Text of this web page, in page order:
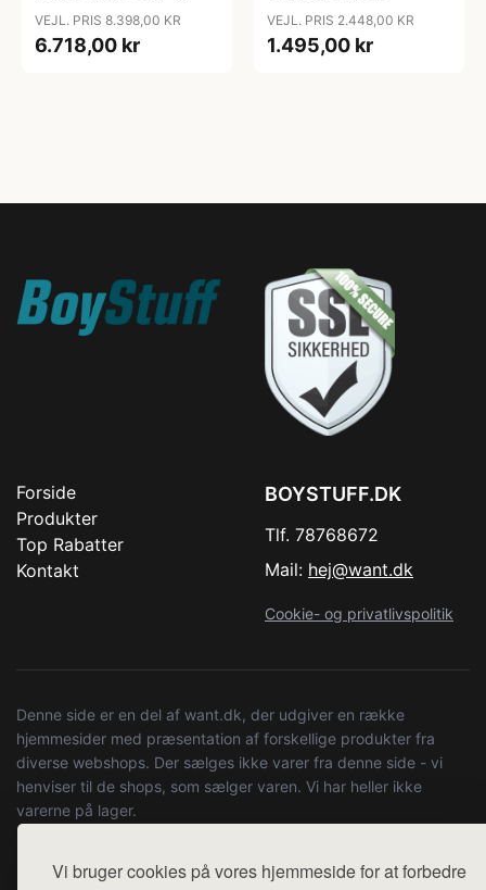
Vi bruger cookies på vores hjemmeside for at forbedre
VEJL. PRIS 8.398,00 KR
6.718,00 kr
VEJL. PRIS 2.448,00 KR
1.495,00 kr
Forside
Produkter
Top Rabatter
Kontakt
BOYSTUFF.DK
Tlf. 78768672
Mail: hej@want.dk
Cookie- og privatlivspolitik
Denne side er en del af want.dk, der udgiver en række
hjemmesider med præsentation af forskellige produkter fra
diverse webshops. Der sælges ikke varer fra denne side - vi
henviser til de shops, som sælger varen. Vi har heller ikke
varerne på lager.